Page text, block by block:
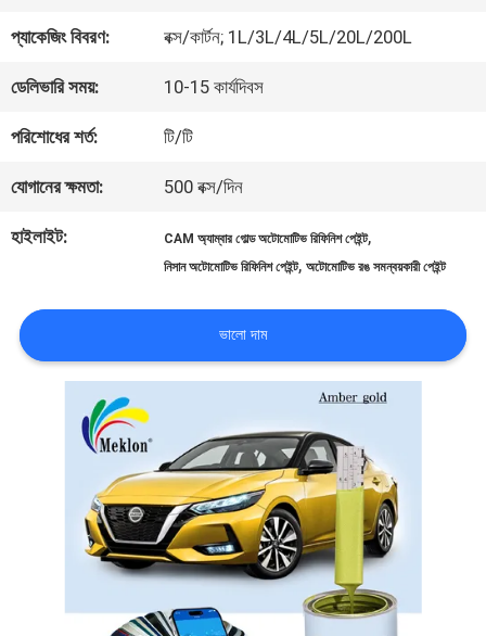
মান
নিয়ন্ত্রণ
করুন
প্যাকেজিং বিবরণ: বক্স/কার্টন; 1L/3L/4L/5L/20L/200L
ডেলিভারি সময়: 10-15 কার্যদিবস
পরিশোধের শর্ত: টি/টি
যোগানের ক্ষমতা: 500 বক্স/দিন
হাইলাইট: CAM অ্যাম্বার গোল্ড অটোমোটিভ রিফিনিশ পেইন্ট,
নিসান অটোমোটিভ রিফিনিশ পেইন্ট,অটোমোটিভ রঙ সমন্বয়কারী পেইন্ট
ভালো দাম